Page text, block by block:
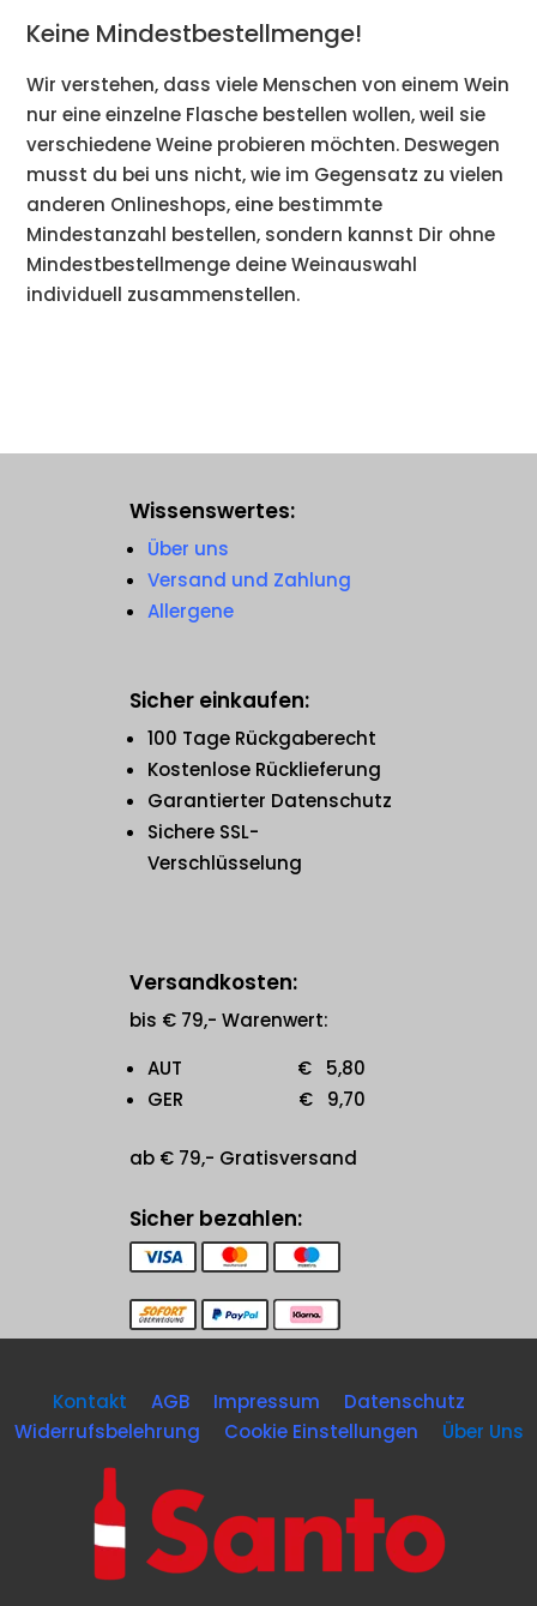
Keine Mindestbestellmenge!
Wir verstehen, dass viele Menschen von einem Wein
nur eine einzelne Flasche bestellen wollen, weil sie
verschiedene Weine probieren möchten. Deswegen
musst du bei uns nicht, wie im Gegensatz zu vielen
anderen Onlineshops, eine bestimmte
Mindestanzahl bestellen, sondern kannst Dir ohne
Mindestbestellmenge deine Weinauswahl
individuell zusammenstellen.
Wissenswertes:
Über uns
Versand und Zahlung
Allergene
Sicher einkaufen:
100 Tage Rückgaberecht
Kostenlose Rücklieferung
Garantierter Datenschutz
Sichere SSL-
Verschlüsselung
Versandkosten:
bis € 79,- Warenwert:
AUT € 5,80
GER € 9,70
ab € 79,- Gratisversand
Sicher bezahlen:
Kontakt AGB Impressum
Datenschutz
Widerrufsbelehrung
Cookie Einstellungen Über Uns